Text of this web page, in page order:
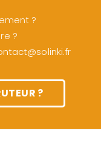
?
?
?